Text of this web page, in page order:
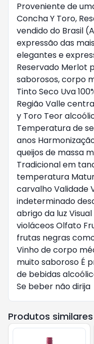
Proveniente de
Concha Y Toro,
vendido do Brasil
expressão das
elegantes e
Reservado Merlot
saborosos, corpo
Tinto Seco Uva
Região Valle
y Toro Teor
Temperatura de
anos
queijos de massa
Tradicional em
temperatura
carvalho Validade
indeterminado
abrigo da luz
violáceos Olfato
frutas negras
Vinho de corpo
muito saboroso É
de bebidas
Se beber não dirija
Produtos similares